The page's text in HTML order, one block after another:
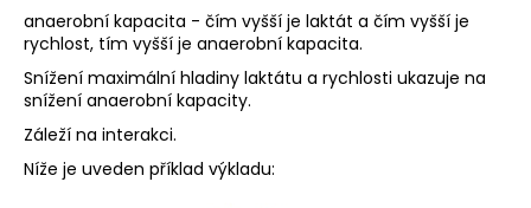
anaerobní kapacita - čím vyšší je laktát a čím vyšší je
rychlost, tím vyšší je anaerobní kapacita.
Snížení maximální hladiny laktátu a rychlosti ukazuje na
snížení anaerobní kapacity.
Záleží na interakci.
Níže je uveden příklad výkladu: